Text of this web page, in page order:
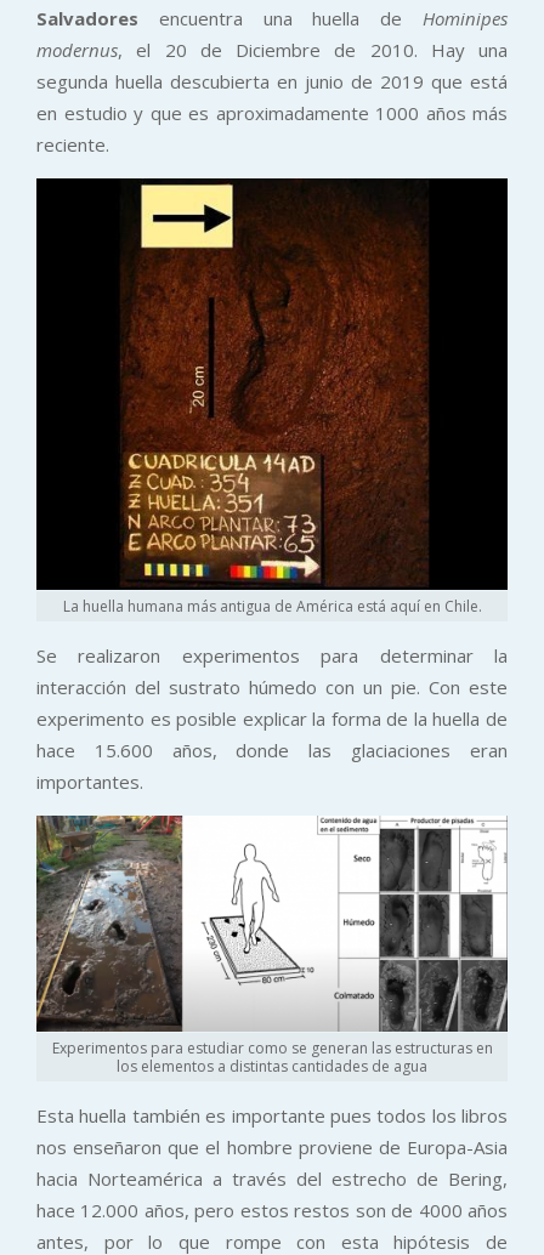
Salvadores encuentra una huella de Hominipes
modernus, el 20 de Diciembre de 2010. Hay una
segunda huella descubierta en junio de 2019 que está
en estudio y que es aproximadamente 1000 años más
reciente.
La huella humana más antigua de América está aquí en Chile.
Se realizaron experimentos para determinar la
interacción del sustrato húmedo con un pie. Con este
experimento es posible explicar la forma de la huella de
hace 15.600 años, donde las glaciaciones eran
importantes.
Experimentos para estudiar como se generan las estructuras en
los elementos a distintas cantidades de agua
Esta huella también es importante pues todos los libros
nos enseñaron que el hombre proviene de Europa-Asia
hacia Norteamérica a través del estrecho de Bering,
hace 12.000 años, pero estos restos son de 4000 años
antes, por lo que rompe con esta hipótesis de